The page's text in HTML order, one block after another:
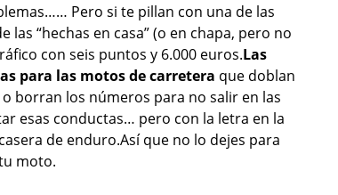
Pero si te pillan con una de las
“hechas en casa” (o en chapa, pero no
con seis puntos y 6.000 euros.Las
para las motos de carretera que doblan
borran los números para no salir en las
esas conductas… pero con la letra en la
de enduro.Así que no lo dejes para
moto.